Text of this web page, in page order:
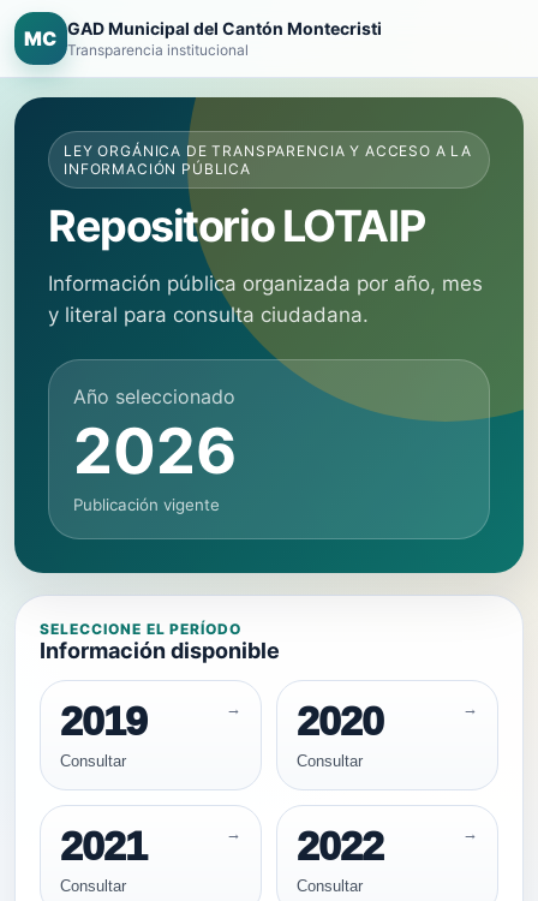
MC GAD Municipal del Cantón Montecristi
Transparencia institucional
LEY ORGÁNICA DE TRANSPARENCIA Y ACCESO A LA
INFORMACIÓN PÚBLICA
Repositorio LOTAIP
Información pública organizada por año, mes
y literal para consulta ciudadana.
Año seleccionado
2026
Publicación vigente
SELECCIONE EL PERÍODO
Información disponible
2019
Consultar
2020
Consultar
2021
Consultar
2022
Consultar